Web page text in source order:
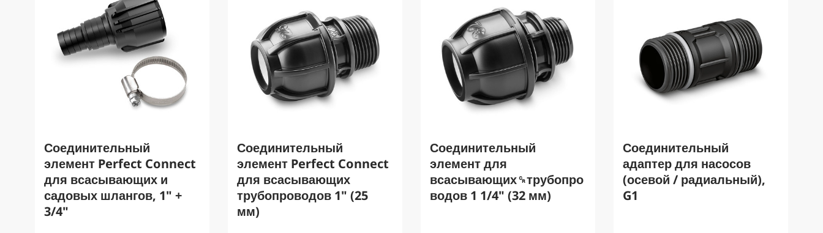
Соединительный
элемент Perfect Connect
для всасывающих и
садовых шлангов, 1" +
3/4"
Соединительный
элемент Perfect Connect
для всасывающих
трубопроводов 1" (25
мм)
Соединительный
элемент для
всасывающих␍трубопро
водов 1 1/4" (32 мм)
Соединительный
адаптер для насосов
(осевой / радиальный),
G1